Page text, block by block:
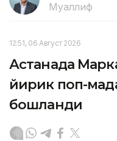
Муаллиф
12:51, 06 Август 2026
Астанада
йирик поп-
бошланди